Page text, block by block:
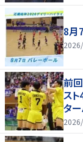
8月
前
ス
タ